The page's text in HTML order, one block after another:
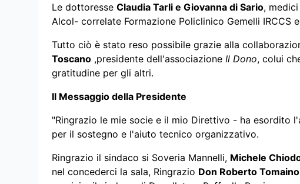
Le dottoresse Claudia Tarli e Giovanna di Sario,
Alcol- correlate Formazione Policlinico Gemelli IRCCS
Tutto ciò è stato reso possibile grazie alla
Toscano ,presidente dell'associazione Il Dono, colui
gratitudine per gli altri.
Il Messaggio della Presidente
"Ringrazio le mie socie e il mio Direttivo - ha esordito
per il sostegno e l'aiuto tecnico organizzativo.
Ringrazio il sindaco si Soveria Mannelli, Michele
nel concederci la sala, Ringrazio Don Roberto Tomaino